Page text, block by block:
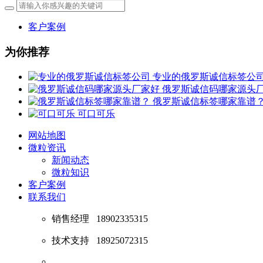
客户案例
为你推荐
专业的俄罗斯诚信标签公司
俄罗斯诚信码哪家源头
俄罗斯诚信标签哪家靠谱？
可口可乐
网站地图
微粒资讯
新闻动态
微粒知识
客户案例
联系我们
销售经理 18902335315
技术支持 18925072315